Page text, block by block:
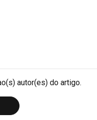
autor(es) do artigo.